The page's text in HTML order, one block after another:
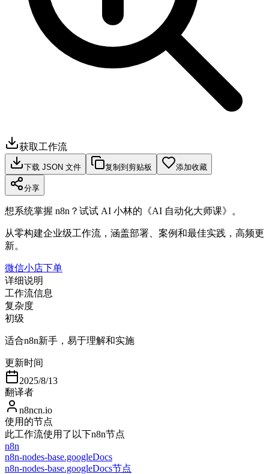
获取工作流
下载 JSON 文件 复制到剪贴板 添加收藏
分享
想系统掌握 n8n？试试 AI 小林的《AI 自动化大师课》。
从零构建企业级工作流，涵盖部署、案例和最佳实践，高频更
新。
微信小店下单
详细说明
工作流信息
复杂度
初级
适合n8n新手，易于理解和实施
更新时间
2025/8/13
翻译者
n8ncn.io
使用的节点
此工作流使用了以下n8n节点
n8n
n8n-nodes-base.googleDocs
n8n-nodes-base.googleDocs节点